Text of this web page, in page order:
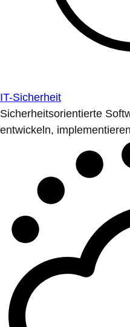
IT-Sicherheit
Sicherheitsorientierte
entwickeln,